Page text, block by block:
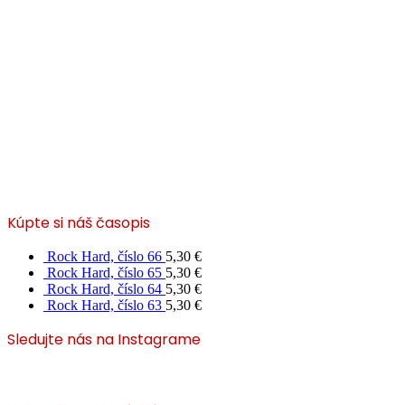
Kúpte si náš časopis
Rock Hard, číslo 66 5,30 €
Rock Hard, číslo 65 5,30 €
Rock Hard, číslo 64 5,30 €
Rock Hard, číslo 63 5,30 €
Sledujte nás na Instagrame